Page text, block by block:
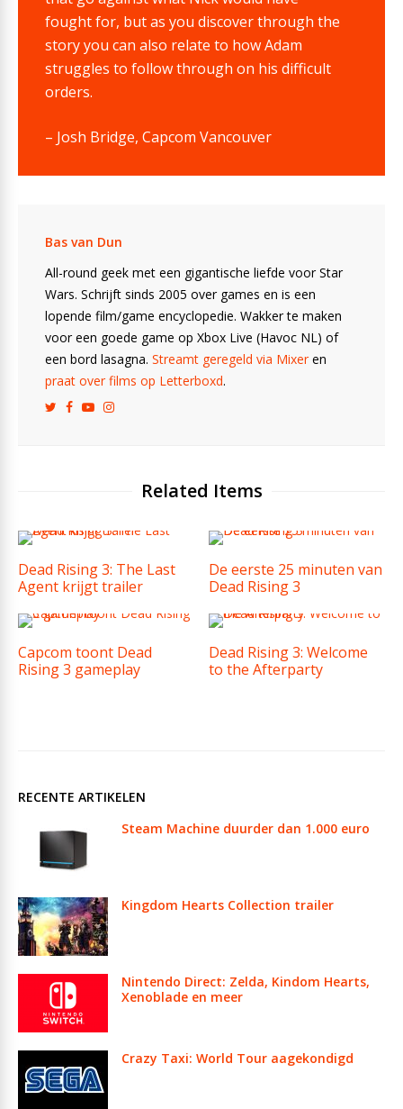
fought for, but as you discover through the
story you can also relate to how Adam
struggles to follow through on his difficult
orders.
– Josh Bridge, Capcom Vancouver
Bas van Dun
All-round geek met een gigantische liefde voor Star
Wars. Schrijft sinds 2005 over games en is een
lopende film/game encyclopedie. Wakker te maken
voor een goede game op Xbox Live (Havoc NL) of
een bord lasagna. Streamt geregeld via Mixeren
praat over films op Letterboxd.
Related Items
Dead Rising 3: The Last
Agent krijgt trailer
De eerste 25 minuten van
Dead Rising 3
Capcom toont Dead
Rising 3 gameplay
Dead Rising 3: Welcome
to the Afterparty
RECENTE ARTIKELEN
Steam Machine duurder dan 1.000 euro
Kingdom Hearts Collection trailer
Nintendo Direct: Zelda, Kindom Hearts,
Xenoblade en meer
Crazy Taxi: World Tour aagekondigd